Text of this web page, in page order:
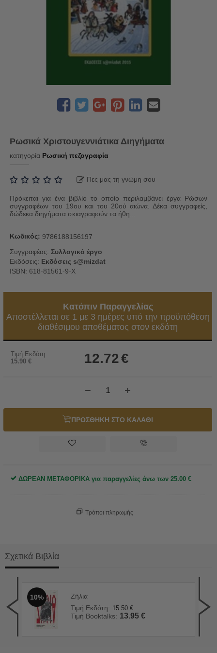
Ρωσικά Χριστουγεννιάτικα Διηγήματα
κατηγορία Ρωσική πεζογραφία
Πες μας τη γνώμη σου
Πρόκειται για ένα βιβλίο το οποίο περιλαμβάνει έργα Ρώσων
συγγραφέων του 19ου και του 20ού αιώνα. Δέκα συγγραφείς,
δώδεκα διηγήματα σκιαγραφούν τα ήθη...
Κωδικός: 9786188156197
Συγγραφέας: Συλλογικό έργο
Εκδόσεις: Εκδόσεις s@mizdat
ISBN: 618-81561-9-Χ
Κατόπιν Παραγγελίας
Αποστέλλεται σε 1 με 3 ημέρες υπό την προϋπόθεση
διαθέσιμου αποθέματος στον εκδότη
Τιμή Εκδότη
15.90 € 12.72€
+
−
ΠΡΟΣΘΗΚΗ ΣΤΟ ΚΑΛΑΘΙ
ΔΩΡΕΑΝ ΜΕΤΑΦΟΡΙΚΑ για παραγγελίες άνω των 25.00 €
Τρόποι πληρωμής
Σχετικά Βιβλία
10%
Ζήλια
Τιμή Εκδότη: 15.50 €
Τιμή Booktalks: 13.95 €